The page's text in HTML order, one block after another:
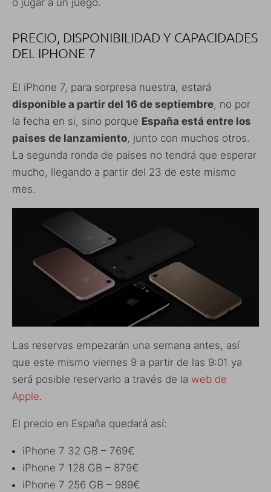
PRECIO, DISPONIBILIDAD Y CAPACIDADES
DEL IPHONE 7
El iPhone 7, para sorpresa nuestra, estará
disponible a partir del 16 de septiembre, no por
la fecha en si, sino porque España está entre los
paises de lanzamiento, junto con muchos otros.
La segunda ronda de países no tendrá que esperar
mucho, llegando a partir del 23 de este mismo
mes.
Las reservas empezarán una semana antes, así
que este mismo viernes 9 a partir de las 9:01 ya
será posible reservarlo a través de la web de
Apple.
El precio en España quedará así:
iPhone 7 32 GB – 769€
iPhone 7 128 GB – 879€
iPhone 7 256 GB – 989€